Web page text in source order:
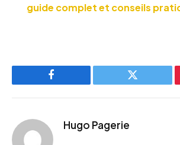
guide complet et conseils
Facebook Twitter
Hugo Pagerie